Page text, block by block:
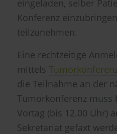
eingeladen, selber
Konferenz
teilzunehmen.
Eine rechtzeitige
mittels
die Teilnahme an der
Tumorkonferenz muss
Vortag (bis 12.00 Uhr)
Sekretariat gefaxt